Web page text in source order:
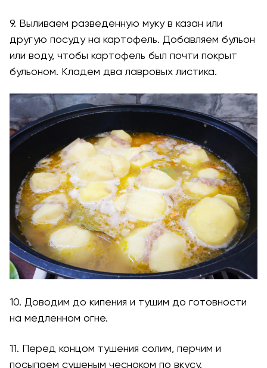
9. Выливаем разведенную муку в казан или
другую посуду на картофель. Добавляем бульон
или воду, чтобы картофель был почти покрыт
бульоном. Кладем два лавровых листика.
10. Доводим до кипения и тушим до готовности
на медленном огне.
11. Перед концом тушения солим, перчим и
посыпаем сушеным чесноком по вкусу.